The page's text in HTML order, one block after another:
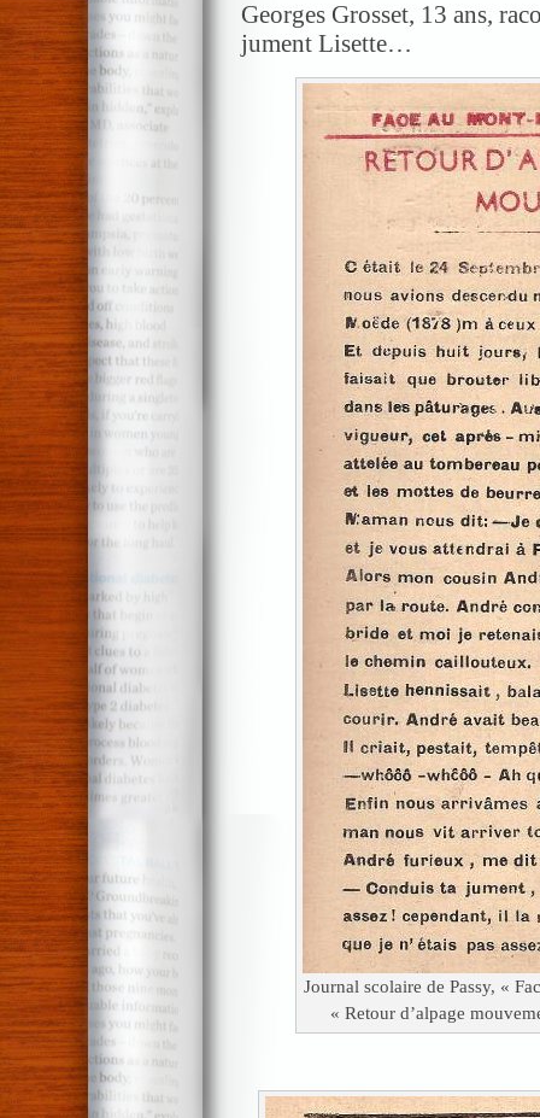
Georges Grosset, 13 ans,
jument Lisette…
Journal scolaire de Passy, «
« Retour d’alpage